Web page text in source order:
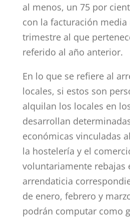
al menos, un 75 por
con la facturación media
trimestre al que
referido al año anterior.
En lo que se refiere al
locales, si estos son
alquilan los locales en
desarrollan
económicas vinculadas
la hostelería y el
voluntariamente rebajas
arrendaticia
de enero, febrero y
podrán computar como